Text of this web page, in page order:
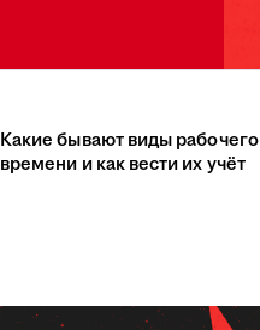
Какие бывают виды рабочего
времени и как вести их учёт